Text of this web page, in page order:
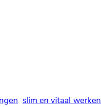
slim en vitaal werken